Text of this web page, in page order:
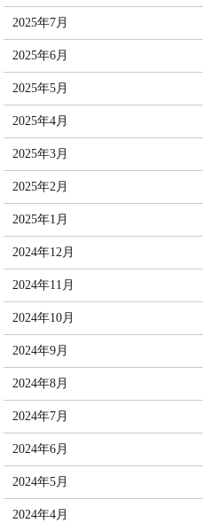
2025年7月
2025年6月
2025年5月
2025年4月
2025年3月
2025年2月
2025年1月
2024年12月
2024年11月
2024年10月
2024年9月
2024年8月
2024年7月
2024年6月
2024年5月
2024年4月